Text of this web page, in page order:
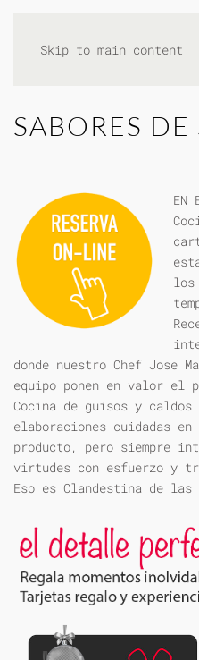
Skip to main content
SABORES DE
EN
los
donde nuestro Chef Jose
equipo ponen en valor el
Cocina de guisos y
elaboraciones cuidadas
producto, pero siempre
virtudes con esfuerzo y
Eso es Clandestina de